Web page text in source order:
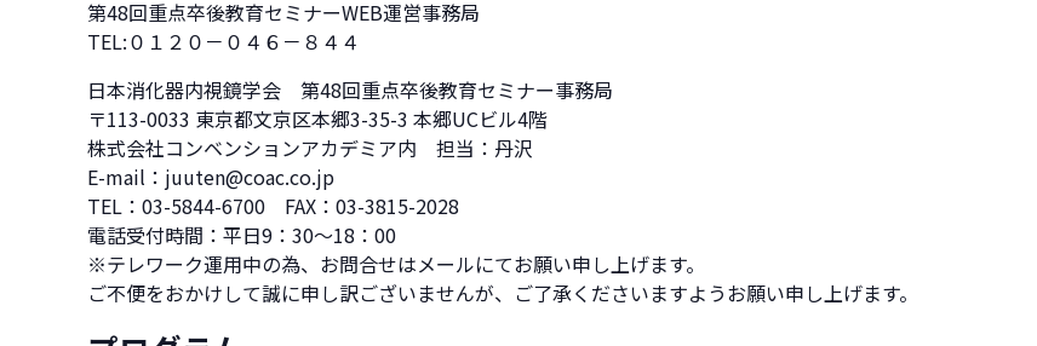
第48回重点卒後教育セミナーWEB運営事務局
TEL:０１２０－０４６－８４４
日本消化器内視鏡学会 第48回重点卒後教育セミナー事務局
〒113-0033 東京都文京区本郷3-35-3 本郷UCビル4階
株式会社コンベンションアカデミア内 担当：丹沢
E-mail：juuten@coac.co.jp
TEL：03-5844-6700 FAX：03-3815-2028
電話受付時間：平日9：30～18：00
※テレワーク運用中の為、お問合せはメールにてお願い申し上げます。
ご不便をおかけして誠に申し訳ございませんが、ご了承くださいますようお願い申し上げます。